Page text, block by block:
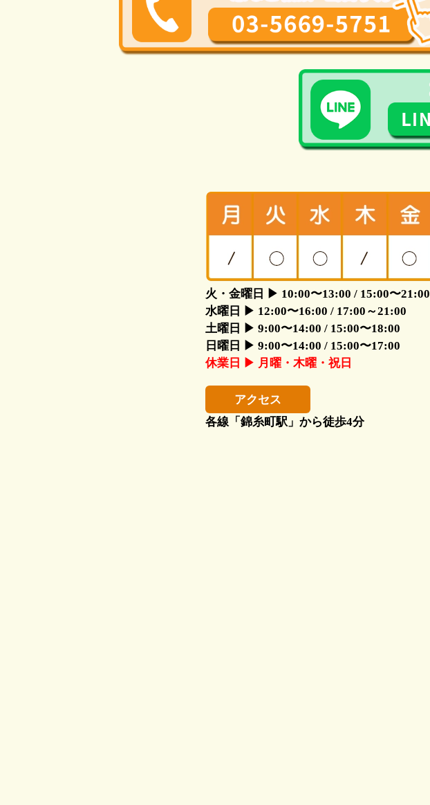
火・金曜日 ▶ 10:00〜13:00 / 15:00〜21:00
水曜日 ▶ 12:00〜16:00 / 17:00～21:00
土曜日 ▶ 9:00〜14:00 / 15:00〜18:00
日曜日 ▶ 9:00〜14:00 / 15:00〜17:00
休業日 ▶ 月曜・木曜・祝日
アクセス
各線「錦糸町駅」から徒歩4分